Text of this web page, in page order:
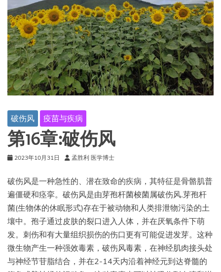
破伤风 疫苗与疾病
第16章:破伤风
2023年10月31日 孟胜利 医学博士
破伤风是一种急性的、潜在致命的疾病，其特征是骨骼肌普
遍僵硬和痉挛。破伤风是由芽孢杆菌梭菌属破伤风.芽孢杆
菌(生物体的休眠形式)存在于被动物和人类排泄物污染的土
壤中。孢子通过皮肤的裂口进入人体，并在厌氧条件下萌
发。刺伤和有大量组织损伤的伤口更有可能促进发芽。这种
微生物产生一种强效毒素，破伤风毒素，在神经肌肉接头处
与神经节苷脂结合，并在2-14天内沿着神经元到达脊髓的